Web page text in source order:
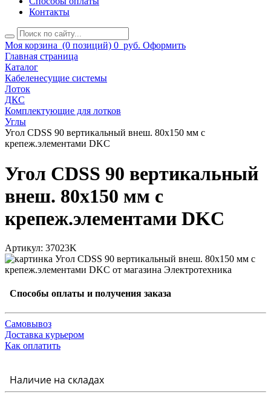
Контакты
Моя корзина (0 позиций) 0 руб. Оформить
Главная страница
Каталог
Кабеленесущие системы
Лоток
ДКС
Комплектующие для лотков
Углы
Угол CDSS 90 вертикальный внеш. 80х150 мм с
крепеж.элементами DKC
Угол CDSS 90 вертикальный
внеш. 80х150 мм с
крепеж.элементами DKC
Артикул: 37023K
Способы оплаты и получения заказа
Самовывоз
Доставка курьером
Как оплатить
Наличие на складах